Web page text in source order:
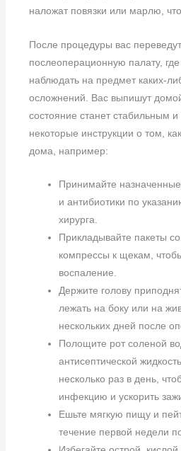
наложат повязки или марлю,
После процедуры вас
послеоперационную палату,
наблюдать на предмет каких-
осложнений. Вас выпишут
состояние станет стабильным
некоторые инструкции о том,
дома, например:
Принимайте
и антибиотики по
хирурга.
Прикладывайте пакеты
компрессы к щекам,
воспаление.
Держите голову
лежать на боку или на
нескольких дней после
Полощите рот соленой
антисептической
несколько раз в день,
инфекцию и ускорить
Ешьте мягкую пищу и
течение первой недели